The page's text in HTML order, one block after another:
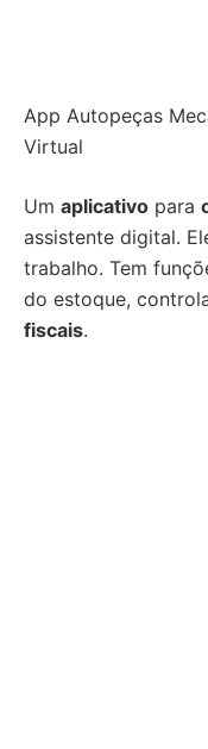
App Autopeças
Virtual
Um aplicativo para
assistente digital.
trabalho. Tem
do estoque,
fiscais.